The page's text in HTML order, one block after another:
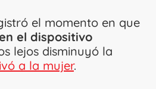
el momento en que
el dispositivo
lejos disminuyó la
a la mujer.